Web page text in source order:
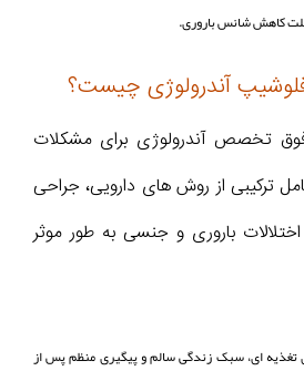
کاهش شانس باروری.
آندرولوژی چیست؟
تخصص آندرولوژی برای مشکلات
ترکیبی از روش‌ های دارویی، جراحی
باروری و جنسی به‌ طور موثر
تغذیه‌ ای، سبک زندگی سالم و پیگیری منظم پس از